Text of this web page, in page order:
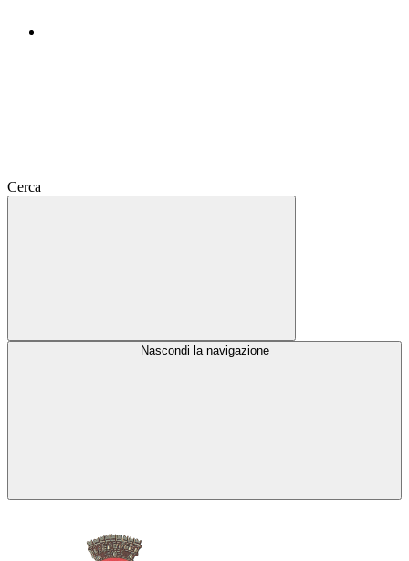
Cerca
Nascondi la navigazione